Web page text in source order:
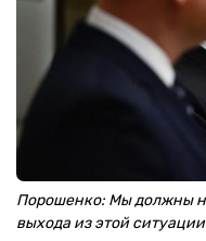
Порошенко: Мы должны
выхода из этой ситуации